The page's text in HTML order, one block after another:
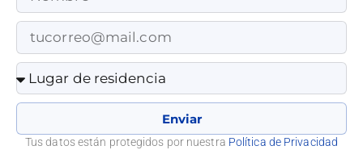
Enviar
Tus datos están protegidos por nuestra Política de Privacidad